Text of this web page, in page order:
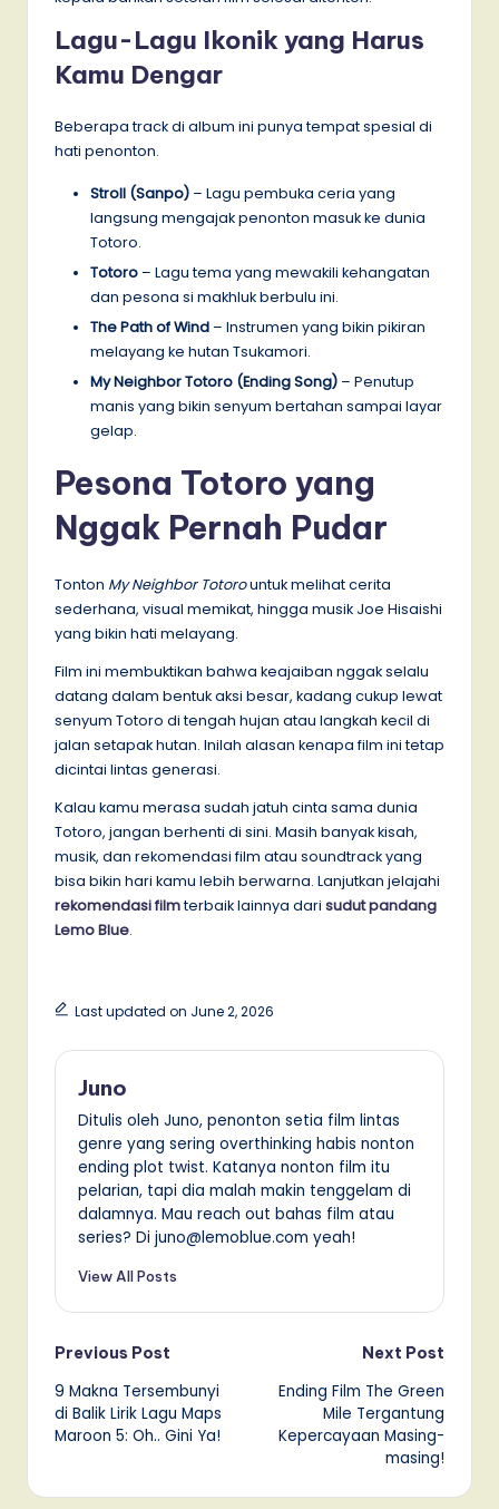
Lagu-Lagu Ikonik yang Harus
Kamu Dengar
Beberapa track di album ini punya tempat spesial di
hati penonton.
Stroll (Sanpo) – Lagu pembuka ceria yang
langsung mengajak penonton masuk ke dunia
Totoro.
Totoro – Lagu tema yang mewakili kehangatan
dan pesona si makhluk berbulu ini.
The Path of Wind – Instrumen yang bikin pikiran
melayang ke hutan Tsukamori.
My Neighbor Totoro (Ending Song) – Penutup
manis yang bikin senyum bertahan sampai layar
gelap.
Pesona Totoro yang
Nggak Pernah Pudar
Tonton My Neighbor Totorountuk melihat cerita
sederhana, visual memikat, hingga musik Joe Hisaishi
yang bikin hati melayang.
Film ini membuktikan bahwa keajaiban nggak selalu
datang dalam bentuk aksi besar, kadang cukup lewat
senyum Totoro di tengah hujan atau langkah kecil di
jalan setapak hutan. Inilah alasan kenapa film ini tetap
dicintai lintas generasi.
Kalau kamu merasa sudah jatuh cinta sama dunia
Totoro, jangan berhenti di sini. Masih banyak kisah,
musik, dan rekomendasi film atau soundtrack yang
bisa bikin hari kamu lebih berwarna. Lanjutkan jelajahi
rekomendasi filmterbaik lainnya dari sudut pandang
Lemo Blue.
Last updated on June 2, 2026
Juno
Ditulis oleh Juno, penonton setia film lintas
genre yang sering overthinking habis nonton
ending plot twist. Katanya nonton film itu
pelarian, tapi dia malah makin tenggelam di
dalamnya. Mau reach out bahas film atau
series? Di juno@lemoblue.com yeah!
View All Posts
Post
navigation
Previous Post
9 Makna Tersembunyi
di Balik Lirik Lagu Maps
Maroon 5: Oh.. Gini Ya!
Next Post
Ending Film The Green
Mile Tergantung
Kepercayaan Masing-
masing!